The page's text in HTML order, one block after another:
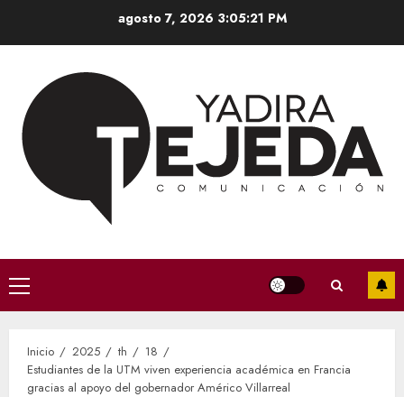
agosto 7, 2026 3:05:22 PM
Menú
principal
Inicio 2025 th
18
Estudiantes de la UTM viven experiencia académica en Francia
gracias al apoyo del gobernador Américo Villarreal